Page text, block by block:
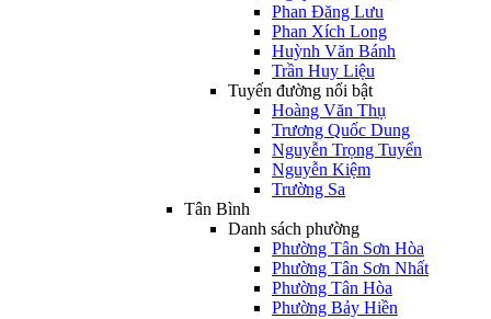
Phan Đăng Lưu
Phan Xích Long
Huỳnh Văn Bánh
Trần Huy Liệu
Tuyến đường nổi bật
Hoàng Văn Thụ
Trương Quốc Dung
Nguyễn Trọng Tuyển
Nguyễn Kiệm
Trường Sa
Tân Bình
Danh sách phường
Phường Tân Sơn Hòa
Phường Tân Sơn Nhất
Phường Tân Hòa
Phường Bảy Hiền